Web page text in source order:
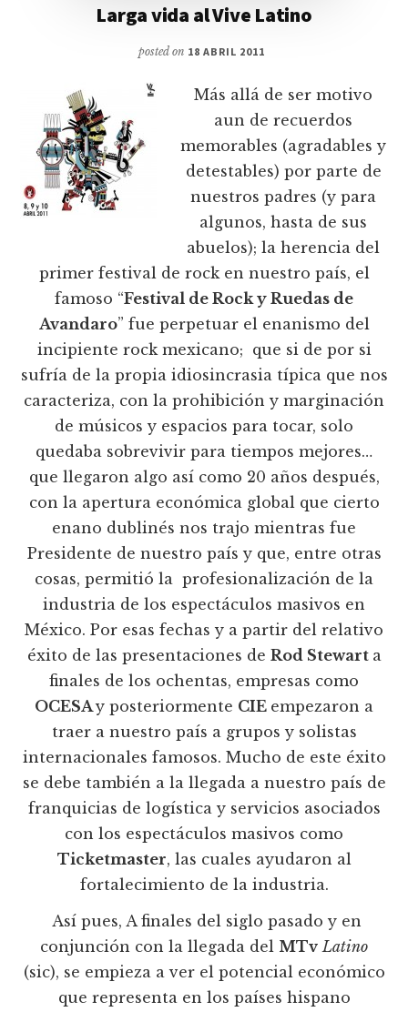
Larga vida al Vive Latino
posted on 18 ABRIL 2011
Más allá de ser motivo
aun de recuerdos
memorables (agradables y
detestables) por parte de
nuestros padres (y para
algunos, hasta de sus
abuelos); la herencia del
primer festival de rock en nuestro país, el
famoso “Festival de Rock y Ruedas de
Avandaro” fue perpetuar el enanismo del
incipiente rock mexicano; que si de por si
sufría de la propia idiosincrasia típica que nos
caracteriza, con la prohibición y marginación
de músicos y espacios para tocar, solo
quedaba sobrevivir para tiempos mejores…
que llegaron algo así como 20 años después,
con la apertura económica global que cierto
enano dublinés nos trajo mientras fue
Presidente de nuestro país y que, entre otras
cosas, permitió la profesionalización de la
industria de los espectáculos masivos en
México. Por esas fechas y a partir del relativo
éxito de las presentaciones de Rod Stewart a
finales de los ochentas, empresas como
OCESAy posteriormente CIE empezaron a
traer a nuestro país a grupos y solistas
internacionales famosos. Mucho de este éxito
se debe también a la llegada a nuestro país de
franquicias de logística y servicios asociados
con los espectáculos masivos como
Ticketmaster, las cuales ayudaron al
fortalecimiento de la industria.
Así pues, A finales del siglo pasado y en
conjunción con la llegada del MTv Latino
(sic), se empieza a ver el potencial económico
que representa en los países hispano